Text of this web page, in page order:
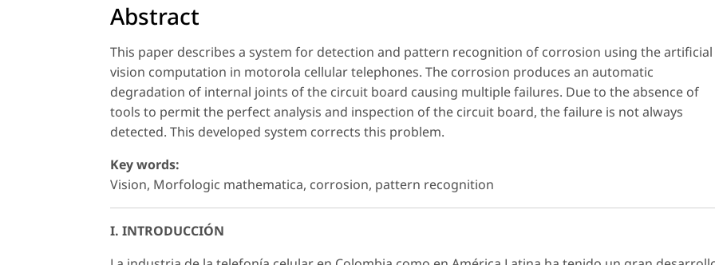
Abstract
This paper describes a system for detection and pattern recognition of corrosion using the artificial
vision computation in motorola cellular telephones. The corrosion produces an automatic
degradation of internal joints of the circuit board causing multiple failures. Due to the absence of
tools to permit the perfect analysis and inspection of the circuit board, the failure is not always
detected. This developed system corrects this problem.
Key words:
Vision, Morfologic mathematica, corrosion, pattern recognition
I. INTRODUCCIÓN